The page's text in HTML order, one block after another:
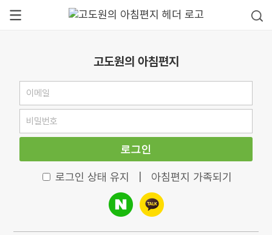
고도원의 아침편지
로그인
로그인 상태 유지 아침편지 가족되기